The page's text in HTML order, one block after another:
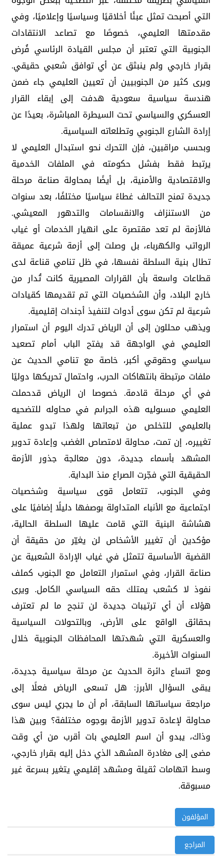
التي أصبحت تمثل عبئًا أخلاقيًا وسياسيًا وإعلاميًا، وفي
مقدمتها العليمي، خصوصًا مع تصاعد الانتقادات
الجنوبية التي تعتبر أن مجلس القيادة الرئاسي فُرض
بقرار خارجي ولم ينبثق عن أي توافق شعبي حقيقي.
ويرى كثير من الجنوبيين أن تعيين العليمي جاء ضمن
هندسة سياسية سعودية هدفت إلى إبقاء القرار
العسكري والسياسي تحت السيطرة المباشرة، بعيدًا عن
إرادة الشارع الجنوبي وتطلعاته السياسية.
وبحسب مراقبين، فإن التحرك نحو استبدال العليمي لا
يرتبط فقط بفشل حكومته في الملفات الخدمية
والاقتصادية والأمنية، بل أيضًا بمحاولة صناعة مرحلة
جديدة تمنح التحالف غطاءً سياسيًا مختلفًا، بعد سنوات
من الاستنزاف والانقسامات والتدهور المعيشي.
فالأزمة لم تعد مقتصرة على انهيار الخدمات أو غياب
الرواتب والكهرباء، بل وصلت إلى أزمة شرعية عميقة
تطال بنية السلطة نفسها، في ظل تنامي قناعة لدى
قطاعات واسعة بأن القرارات المصيرية كانت تُدار من
خارج البلاد، وأن الشخصيات التي تم تقديمها كقيادات
شرعية لم تكن سوى أدوات لتنفيذ أجندات إقليمية.
ويذهب محللون إلى أن الرياض تدرك اليوم أن استمرار
العليمي في الواجهة قد يفتح الباب أمام تصعيد
سياسي وحقوقي أكبر، خاصة مع تنامي الحديث عن
ملفات مرتبطة بانتهاكات الحرب، واحتمال تحريكها دوليًا
في أي مرحلة قادمة. خصوصا ان الرياض قدحملت
العليمي مسىوليه هذه الجراىم في محاوله للتضحيه
بالعليمي للتخلص من تبعاتها ولهذا تبدو عملية
تغييره، إن تمت، محاولة لامتصاص الغضب وإعادة تدوير
المشهد بأسماء جديدة، دون معالجة جذور الأزمة
الحقيقية التي فجّرت الصراع منذ البداية.
وفي الجنوب، تتعامل قوى سياسية وشخصيات
اجتماعية مع الأنباء المتداولة بوصفها دليلًا إضافيًا على
هشاشة البنية التي قامت عليها السلطة الحالية،
مؤكدين أن تغيير الأشخاص لن يغيّر من حقيقة أن
القضية الأساسية تتمثل في غياب الإرادة الشعبية عن
صناعة القرار، وفي استمرار التعامل مع الجنوب كملف
نفوذ لا كشعب يمتلك حقه السياسي الكامل. ويرى
هؤلاء أن أي ترتيبات جديدة لن تنجح ما لم تعترف
بحقائق الواقع على الأرض، وبالتحولات السياسية
والعسكرية التي شهدتها المحافظات الجنوبية خلال
السنوات الأخيرة.
ومع اتساع دائرة الحديث عن مرحلة سياسية جديدة،
يبقى السؤال الأبرز: هل تسعى الرياض فعلًا إلى
مراجعة سياساتها السابقة، أم أن ما يجري ليس سوى
محاولة لإعادة تدوير الأزمة بوجوه مختلفة؟ وبين هذا
وذاك، يبدو أن اسم العليمي بات أقرب من أي وقت
مضى إلى مغادرة المشهد الذي دخل إليه بقرار خارجي،
وسط اتهامات ثقيلة ومشهد إقليمي يتغير بسرعة غير
مسبوقة.
المؤلفون
المراجع